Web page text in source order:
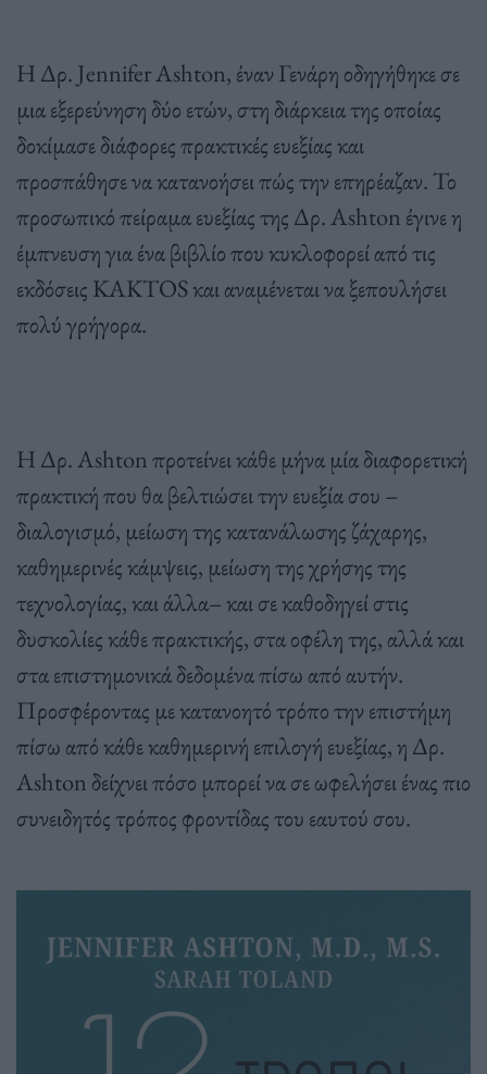
Η Δρ. Jennifer Ashton, έναν Γενάρη οδηγήθηκε σε
μια εξερεύνηση δύο ετών, στη διάρκεια της οποίας
δοκίμασε διάφορες πρακτικές ευεξίας και
προσπάθησε να κατανοήσει πώς την επηρέαζαν. Το
προσωπικό πείραμα ευεξίας της Δρ. Ashton έγινε η
έμπνευση για ένα βιβλίο που κυκλοφορεί από τις
εκδόσεις KAKTOS και αναμένεται να ξεπουλήσει
πολύ γρήγορα.
Η Δρ. Ashton προτείνει κάθε μήνα μία διαφορετική
πρακτική που θα βελτιώσει την ευεξία σου –
διαλογισμό, μείωση της κατανάλωσης ζάχαρης,
καθημερινές κάμψεις, μείωση της χρήσης της
τεχνολογίας, και άλλα– και σε καθοδηγεί στις
δυσκολίες κάθε πρακτικής, στα οφέλη της, αλλά και
στα επιστημονικά δεδομένα πίσω από αυτήν.
Προσφέροντας με κατανοητό τρόπο την επιστήμη
πίσω από κάθε καθημερινή επιλογή ευεξίας, η Δρ.
Ashton δείχνει πόσο μπορεί να σε ωφελήσει ένας πιο
συνειδητός τρόπος φροντίδας του εαυτού σου.